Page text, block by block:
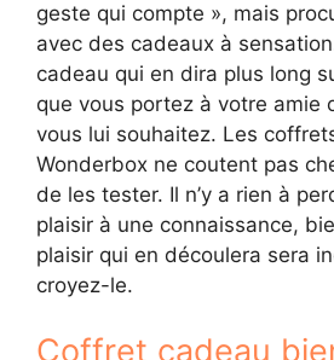
geste qui compte », mais
avec des cadeaux à
cadeau qui en dira plus long
que vous portez à votre amie
vous lui souhaitez. Les
Wonderbox ne coutent pas
de les tester. Il n’y a rien à
plaisir à une connaissance,
plaisir qui en découlera sera
croyez-le.
Coffret cadeau